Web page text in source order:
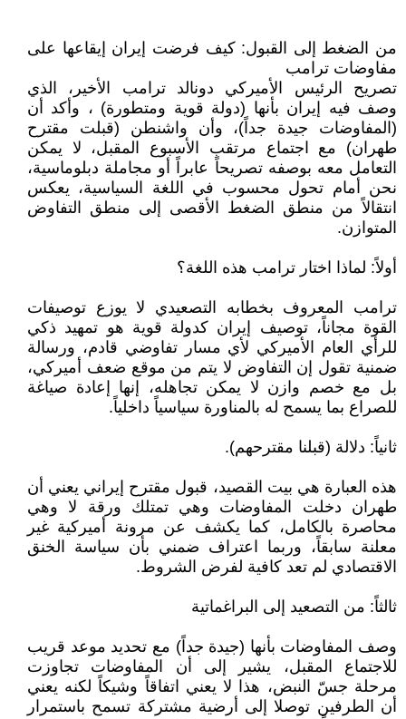
من الضغط إلى القبول: كيف فرضت إيران إيقاعها على
مفاوضات ترامب
تصريح الرئيس الأميركي دونالد ترامب الأخير، الذي
وصف فيه إيران بأنها (دولة قوية ومتطورة) ، وأكد أن
(المفاوضات جيدة جداً)، وأن واشنطن (قبلت مقترح
طهران) مع اجتماع مرتقب الأسبوع المقبل، لا يمكن
التعامل معه بوصفه تصريحاً عابراً أو مجاملة دبلوماسية،
نحن أمام تحول محسوب في اللغة السياسية، يعكس
انتقالاً من منطق الضغط الأقصى إلى منطق التفاوض
المتوازن.
أولاً: لماذا اختار ترامب هذه اللغة؟
ترامب المعروف بخطابه التصعيدي لا يوزع توصيفات
القوة مجاناً، توصيف إيران كدولة قوية هو تمهيد ذكي
للرأي العام الأميركي لأي مسار تفاوضي قادم، ورسالة
ضمنية تقول إن التفاوض لا يتم من موقع ضعف أميركي،
بل مع خصم وازن لا يمكن تجاهله، إنها إعادة صياغة
للصراع بما يسمح له بالمناورة سياسياً داخلياً.
ثانياً: دلالة (قبلنا مقترحهم).
هذه العبارة هي بيت القصيد، قبول مقترح إيراني يعني أن
طهران دخلت المفاوضات وهي تمتلك ورقة لا وهي
محاصرة بالكامل، كما يكشف عن مرونة أميركية غير
معلنة سابقاً، وربما اعتراف ضمني بأن سياسة الخنق
الاقتصادي لم تعد كافية لفرض الشروط.
ثالثاً: من التصعيد إلى البراغماتية
وصف المفاوضات بأنها (جيدة جداً) مع تحديد موعد قريب
للاجتماع المقبل، يشير إلى أن المفاوضات تجاوزت
مرحلة جسّ النبض، هذا لا يعني اتفاقاً وشيكاً لكنه يعني
أن الطرفين توصلا إلى أرضية مشتركة تسمح باستمرار